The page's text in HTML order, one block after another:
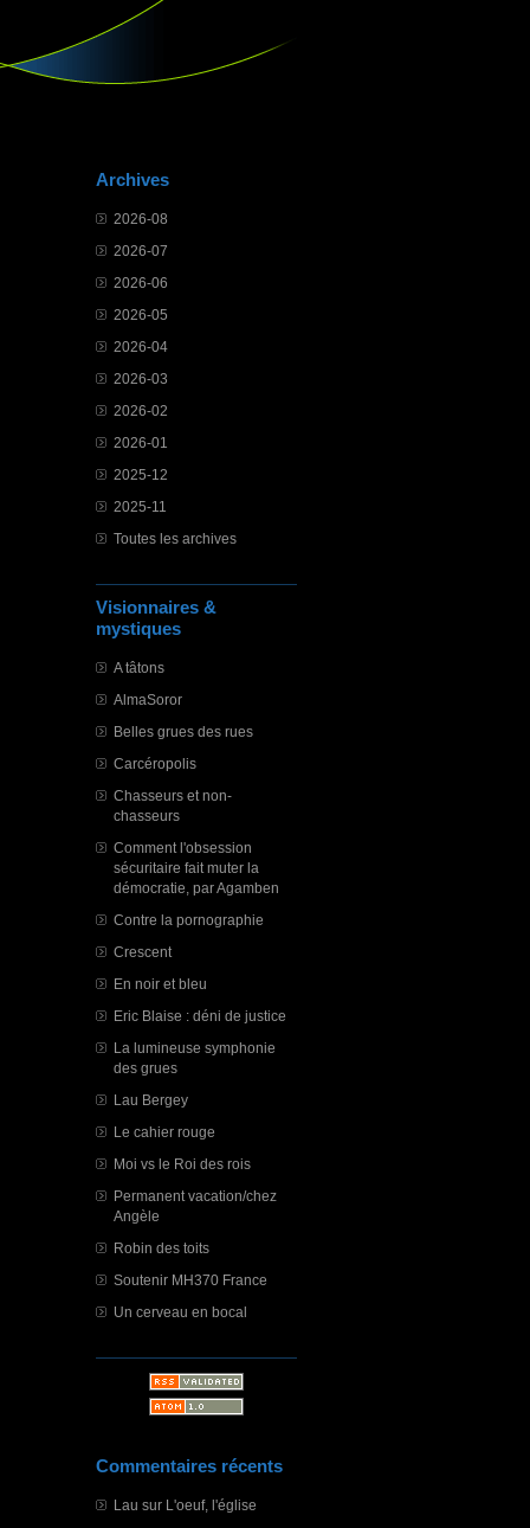
Archives
2026-08
2026-07
2026-06
2026-05
2026-04
2026-03
2026-02
2026-01
2025-12
2025-11
Toutes les archives
Visionnaires &
mystiques
A tâtons
AlmaSoror
Belles grues des rues
Carcéropolis
Chasseurs et non-
chasseurs
Comment l'obsession
sécuritaire fait muter la
démocratie, par Agamben
Contre la pornographie
Crescent
En noir et bleu
Eric Blaise : déni de justice
La lumineuse symphonie
des grues
Lau Bergey
Le cahier rouge
Moi vs le Roi des rois
Permanent vacation/chez
Angèle
Robin des toits
Soutenir MH370 France
Un cerveau en bocal
Commentaires récents
Lau sur L'oeuf, l'église